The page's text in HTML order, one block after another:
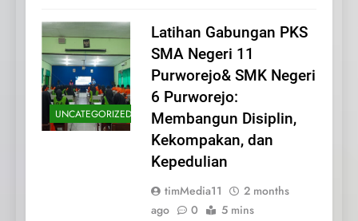
UNCATEGORIZED
Latihan Gabungan PKS
SMA Negeri 11
Purworejo& SMK Negeri
6 Purworejo:
Membangun Disiplin,
Kekompakan, dan
Kepedulian
timMedia11
2 months
ago
0 5 mins